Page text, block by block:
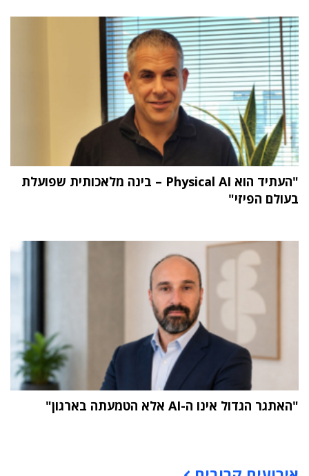
"העתיד הוא Physical AI – בינה מלאכותית שפועלת
בעולם הפיזי"
"האתגר הגדול אינו ה-AI אלא הטמעתה בארגון"